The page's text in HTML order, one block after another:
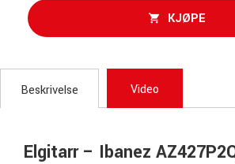
KJØPE
Beskrivelse Video
Elgitarr – Ibanez